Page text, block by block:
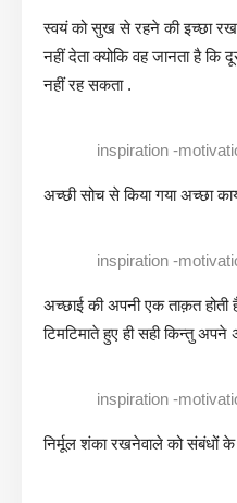
स्वयं को सुख से रहने की इच्छा
नहीं देता क्योकि वह जानता है
नहीं रह सकता .
inspiration -
अच्छी सोच से किया गया अच्छा
inspiration -
अच्छाई की अपनी एक ताक़त होती
टिमटिमाते हुए ही सही किन्तु अपने
inspiration -
निर्मूल शंका रखनेवाले को संबंधों